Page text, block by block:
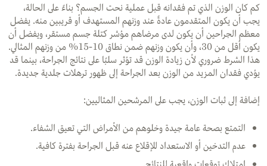
كم كان الوزن الذي تم فقدانه قبل عملية نحت الجسم؟ بناءً على الحالة،
يجب أن يكون المتقدمون عادةً عند وزنهم المستهدف أو قريبين منه. يفضل
معظم الجراحين أن يكون لدى مرضاهم مؤشر كتلة جسم مستقر، ويفضل أن
يكون أقل من 30، وأن يكون وزنهم ضمن نطاق 10-15% من وزنهم المثالي.
هذا الشرط ضروري لأن زيادة الوزن قد تؤثر سلبًا على نتائج الجراحة، بينما قد
يؤدي فقدان المزيد من الوزن بعد الجراحة إلى ظهور ترهلات جلدية جديدة.
إضافة إلى ثبات الوزن، يجب على المرشحين المثاليين:
التمتع بصحة عامة جيدة وخلوهم من الأمراض التي تعيق الشفاء.
عدم التدخين أو الاستعداد للإقلاع عنه قبل الجراحة بفترة كافية.